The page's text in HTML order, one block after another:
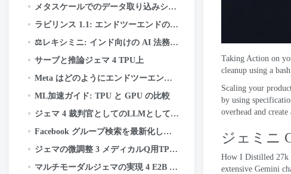
Taking Action on
cleanup using a
Scaling your
by using
overhead and
ジェミニ
How I Distilled
extensive Gemini
メタスケールでのデータ取り込みシステムの移行
ラビリンス 1.1: エンドツーエンドの暗号化バックアップの信頼性をさらに高める
⚖️レキシミニ: インド向けの AI 法務アシスタントをどのように構築したか — ゼロから, TPU 上
サーブと推論ジェマ 4 TPU上
Meta はどのようにエンドツーエンドの暗号化バックアップを強化しているか
ML加速ガイド: TPU と GPU の比較
ジェマ 4 裁判官としてのLLMとして: Cloud TPU v5e での責任あるバッチ AI 評価
Facebook グループ検索を最新化し、コミュニティの知識の力を解き放つ
ジェマの微調整 3 メディカルQ用TPUについて&Keras と JAX を使用した
マルチモーダルジェマの実現 4 E2B からエッジまで: LiteRT-LM と Qualcomm QNN の詳細